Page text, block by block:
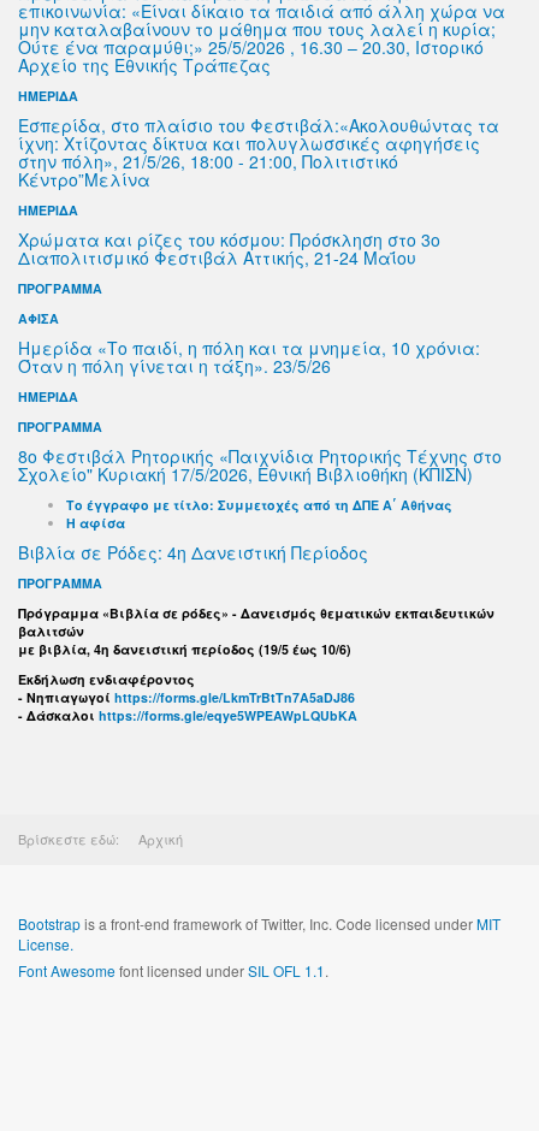
επικοινωνία: «Είναι δίκαιο τα παιδιά από άλλη χώρα να
μην καταλαβαίνουν το μάθημα που τους λαλεί η κυρία;
Ούτε ένα παραμύθι;» 25/5/2026 , 16.30 – 20.30, Ιστορικό
Αρχείο της Εθνικής Τράπεζας
ΗΜΕΡΙΔΑ
Εσπερίδα, στο πλαίσιο του Φεστιβάλ:«Ακολουθώντας τα
ίχνη: Χτίζοντας δίκτυα και πολυγλωσσικές αφηγήσεις
στην πόλη», 21/5/26, 18:00 - 21:00, Πολιτιστικό
Κέντρο”Μελίνα
ΗΜΕΡΙΔΑ
Χρώματα και ρίζες του κόσμου: Πρόσκληση στο 3ο
Διαπολιτισμικό Φεστιβάλ Αττικής, 21-24 Μαΐου
ΠΡΟΓΡΑΜΜΑ
ΑΦΙΣΑ
Ημερίδα «Το παιδί, η πόλη και τα μνημεία, 10 χρόνια:
Όταν η πόλη γίνεται η τάξη». 23/5/26
ΗΜΕΡΙΔΑ
ΠΡΟΓΡΑΜΜΑ
8ο Φεστιβάλ Ρητορικής «Παιχνίδια Ρητορικής Τέχνης στο
Σχολείο" Κυριακή 17/5/2026, Εθνική Βιβλιοθήκη (ΚΠΙΣΝ)
Το έγγραφο με τίτλο: Συμμετοχές από τη ΔΠΕ Α΄ Αθήνας
Η αφίσα
Βιβλία σε Ρόδες: 4η Δανειστική Περίοδος
ΠΡΟΓΡΑΜΜΑ
Πρόγραμμα «Βιβλία σε ρόδες» - Δανεισμός θεματικών εκπαιδευτικών
βαλιτσών
με βιβλία, 4η δανειστική περίοδος (19/5 έως 10/6)
Εκδήλωση ενδιαφέροντος
- Νηπιαγωγοί https://forms.gle/LkmTrBtTn7A5aDJ86
- Δάσκαλοι https://forms.gle/eqye5WPEAWpLQUbKA
Βρίσκεστε εδώ: Αρχική
Bootstrapis a front-end framework of Twitter, Inc. Code licensed underMIT
License.
Font Awesomefont licensed underSIL OFL 1.1.